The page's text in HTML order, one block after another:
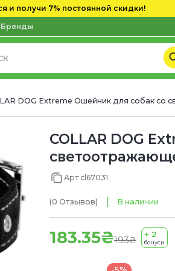
и получи 7% постоянной скидки!
Бренды
DOG Extreme Ошейник для собак со
COLLAR DOG
Арт cl67031
(0 Отзывов) В наличии
183.35₴193₴
+ 2
бонуси